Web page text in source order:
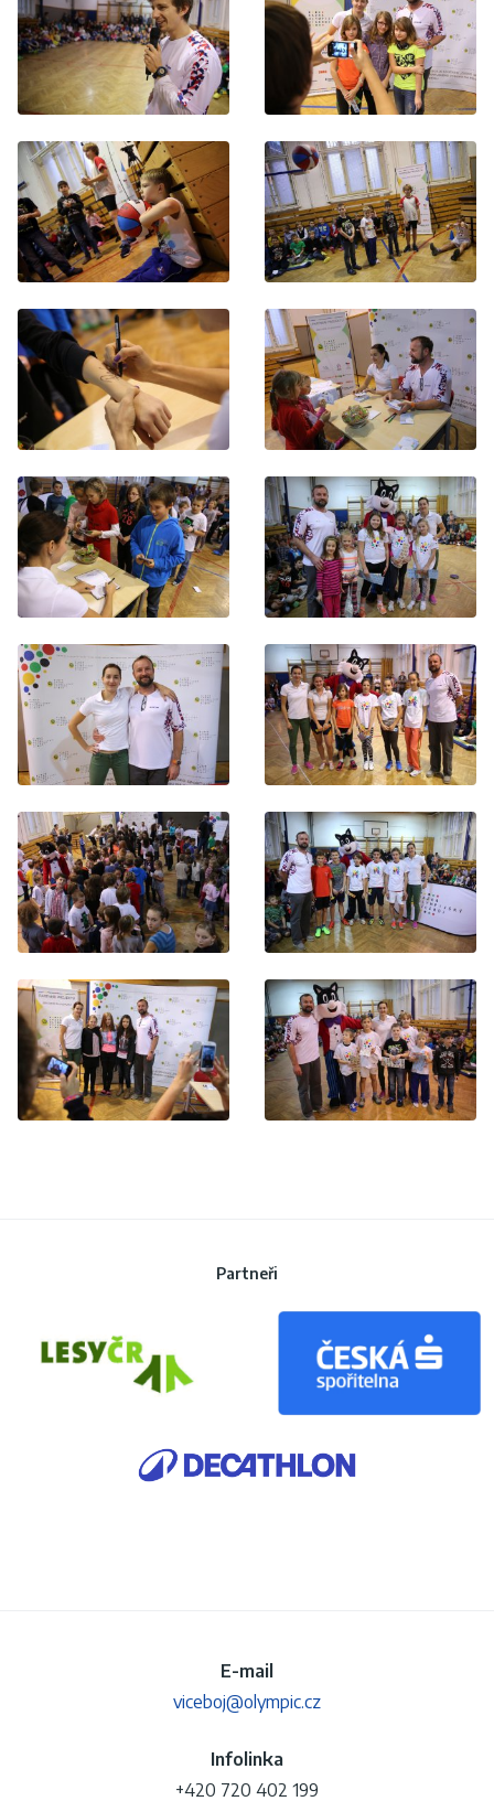
Partneři
E-mail
viceboj@olympic.cz
Infolinka
+420 720 402 199